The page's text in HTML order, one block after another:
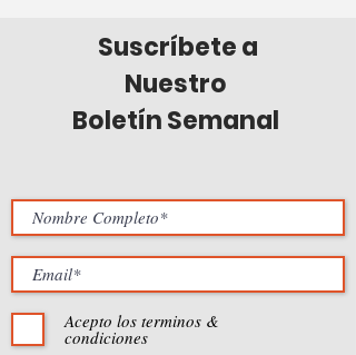
Suscríbete a
Nuestro
Boletín Semanal
Acepto los terminos &
condiciones